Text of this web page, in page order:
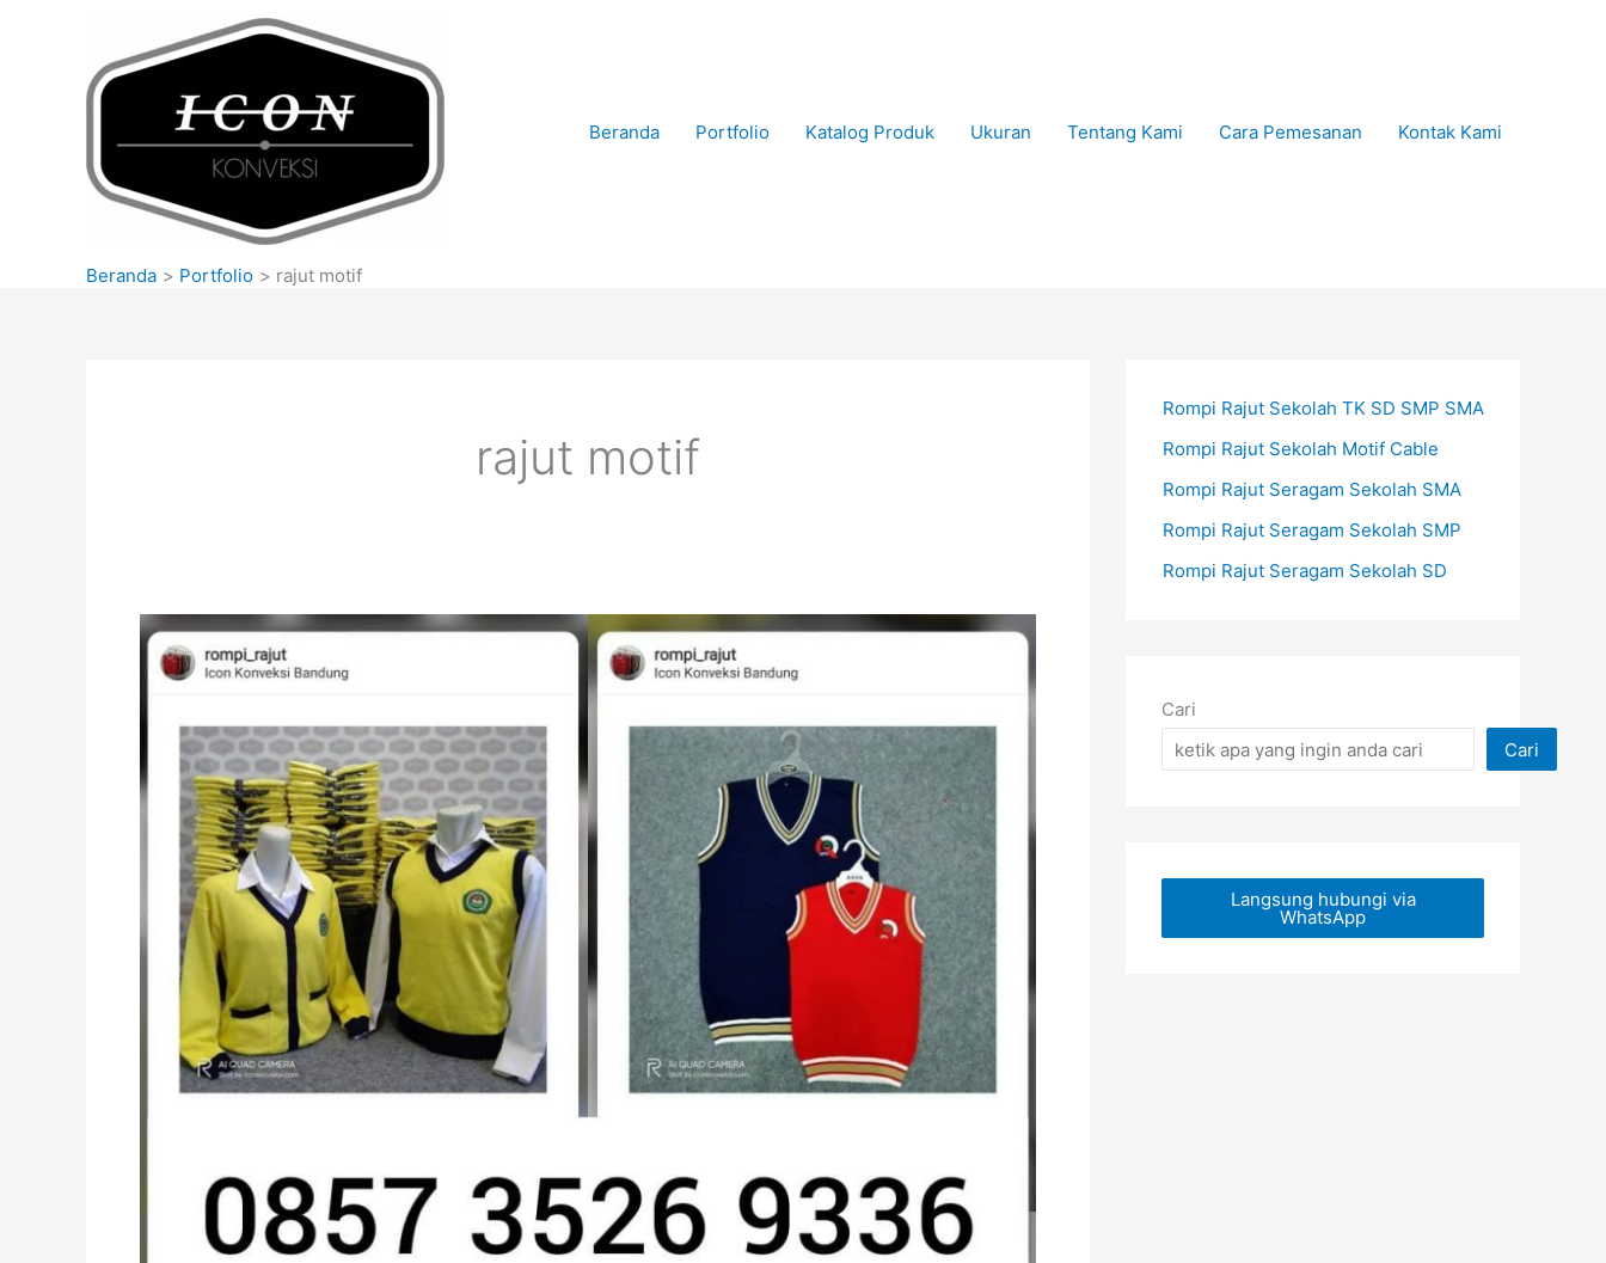
Beranda Portfolio Katalog Produk Ukuran Tentang Kami Cara Pemesanan Kontak Kami
Beranda Portfolio rajut motif
rajut motif
Rompi Rajut Sekolah TK SD SMP SMA
Rompi Rajut Sekolah Motif Cable
Rompi Rajut Seragam Sekolah SMA
Rompi Rajut Seragam Sekolah SMP
Rompi Rajut Seragam Sekolah SD
Cari
Cari
Langsung hubungi via
WhatsApp